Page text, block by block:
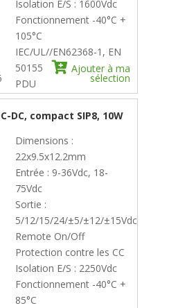
Isolation E/S : 1600Vdc
Fonctionnement -40°C +
105°C
IEC/UL//EN62368-1, EN
50155
PDU
Ajouter à ma
sélection
DC, compact SIP8, 10W
Dimensions :
22x9.5x12.2mm
Entrée : 9-36Vdc, 18-
75Vdc
Sortie :
5/12/15/24/±5/±12/±15Vdc
Remote On/Off
Protection contre les CC
Isolation E/S : 2250Vdc
Fonctionnement -40°C +
85°C